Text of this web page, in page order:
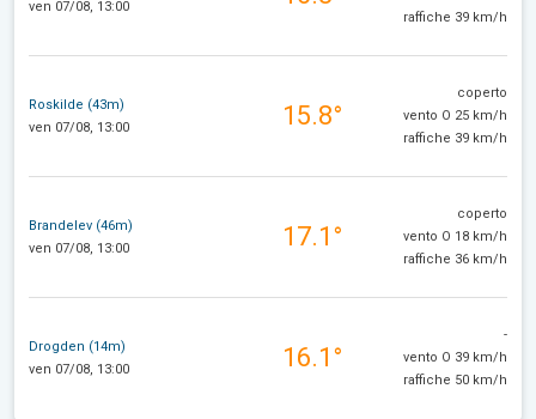
ven 07/08, 13:00
raffiche 39 km/h
Roskilde (43m)
ven 07/08, 13:00
15.8°
coperto
vento O 25 km/h
raffiche 39 km/h
Brandelev (46m)
ven 07/08, 13:00
17.1°
coperto
vento O 18 km/h
raffiche 36 km/h
Drogden (14m)
ven 07/08, 13:00
16.1°
-
vento O 39 km/h
raffiche 50 km/h